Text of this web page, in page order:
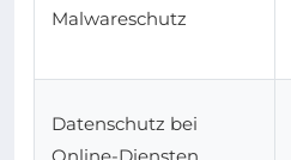
Malwareschutz
Datenschutz bei